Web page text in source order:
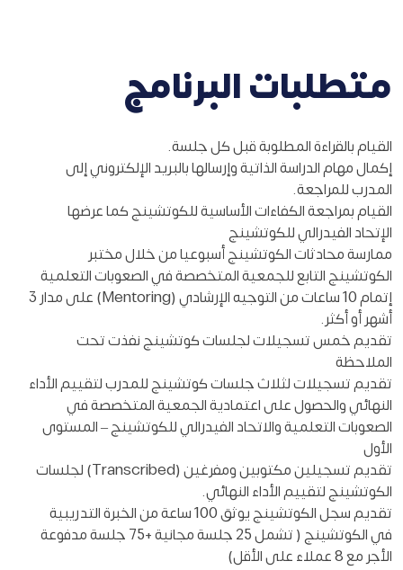
متطلبات البرنامج
القيام بالقراءة المطلوبة قبل كل جلسة.
إكمال مهام الدراسة الذاتية وإرسالها بالبريد الإلكتروني إلى
المدرب للمراجعة.
القيام بمراجعة الكفاءات الأساسية للكوتشينج كما عرضها
الإتحاد الفيدرالي للكوتشينج
ممارسة محادثات الكوتشينج أسبوعيا من خلال مختبر
الكوتشينج التابع للجمعية المتخصصة في الصعوبات التعلمية
إتمام 10 ساعات من التوجيه الإرشادي (Mentoring) على مدار 3
أشهر أو أكثر.
تقديم خمس تسجيلات لجلسات كوتشينج نفذت تحت
الملاحظة
تقديم تسجيلات لثلاث جلسات كوتشينج للمدرب لتقييم الأداء
النهائي والحصول على اعتمادية الجمعية المتخصصة في
الصعوبات التعلمية والاتحاد الفيدرالي للكوتشينج – المستوى
الأول
تقديم تسجيلين مكتوبين ومفرغين (Transcribed) لجلسات
الكوتشينج لتقييم الأداء النهائي.
تقديم سجل الكوتشينج يوثق 100 ساعة من الخبرة التدريبية
في الكوتشينج ( تشمل 25 جلسة مجانية +75 جلسة مدفوعة
الأجر مع 8 عملاء على الأقل)